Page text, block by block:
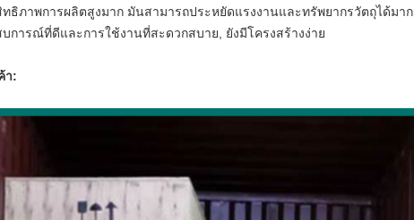
ธิภาพการผลิตสูงมาก มันสามารถประหยัดแรงงานและทรัพยากรวัตถุได้มาก
การณ์ที่ดีและการใช้งานที่สะดวกสบาย, ยังมีโครงสร้างง่าย
า: